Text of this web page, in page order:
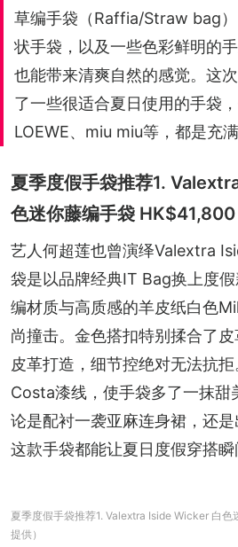
草编手袋（Raffia/Straw bag
状手袋，以及一些色彩鲜明的
也能带来清爽自然的感觉。这
了一些很适合夏日使用的手袋
LOEWE、miu miu等，都是充
夏季度假手袋推荐1.
色迷你藤编手袋 HK$41,800
艺人何超莲也曾演绎Valextra
袋是以品牌经典IT Bag换上度
编材质与高质感的羊皮纸白色
尚撞击。金色搭扣特别揉合了
皮革打造，细节控绝对无法抗
Costa漆线，使手袋多了一抹甜
论是配衬一袭亚麻连身裙，还是
这款手袋都能让夏日度假穿搭瞬
夏季度假手袋推荐1. Valextra Iside Wicker 白
提供）